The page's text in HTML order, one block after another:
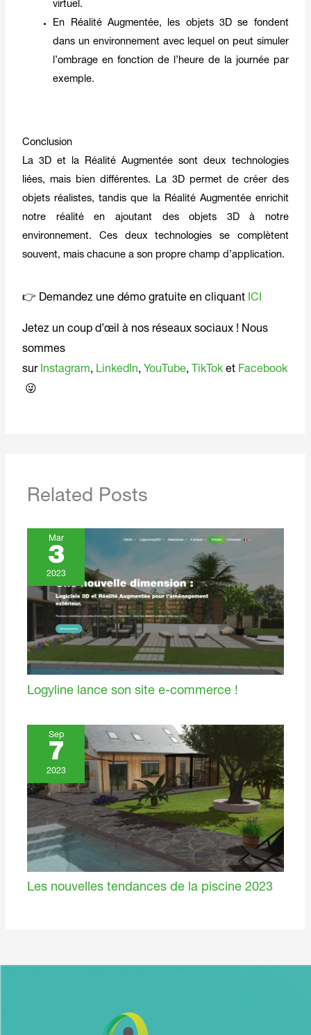
virtuel.
En Réalité Augmentée, les objets 3D se fondent
dans un environnement avec lequel on peut simuler
l’ombrage en fonction de l’heure de la journée par
exemple.
Conclusion
La 3D et la Réalité Augmentée sont deux technologies
liées, mais bien différentes. La 3D permet de créer des
objets réalistes, tandis que la Réalité Augmentée enrichit
notre réalité en ajoutant des objets 3D à notre
environnement. Ces deux technologies se complètent
souvent, mais chacune a son propre champ d’application.
👉 Demandez une démo gratuite en cliquant ICI
Jetez un coup d’œil à nos réseaux sociaux ! Nous
sommes
sur Instagram, LinkedIn, YouTube, TikTok et Facebook
😜
Related Posts
Mar
3
2023
Logyline lance son site e-commerce !
Sep
7
2023
Les nouvelles tendances de la piscine 2023